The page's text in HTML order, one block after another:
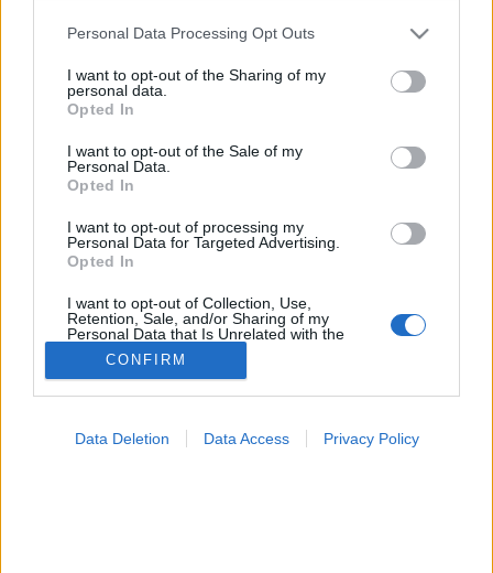
Please note that this website/app uses one or more Google
not limited to your visit or usage behaviour. You may click to
grant or deny consent to Google and its third-party tags to
use your data for below specified purposes in below Google
consent section.
Personal Data Processing Opt Outs
I want to opt-out of the Sharing of my
personal data.
Opted In
I want to opt-out of the Sale of my
Personal Data.
Opted In
I want to opt-out of processing my
Personal Data for Targeted Advertising.
Opted In
I want to opt-out of Collection, Use,
Retention, Sale, and/or Sharing of my
Personal Data that Is Unrelated with the
Purposes for which it was collected.
Opted Out
CONFIRM
Data Deletion Data Access Privacy Policy
Johnson&Johnson